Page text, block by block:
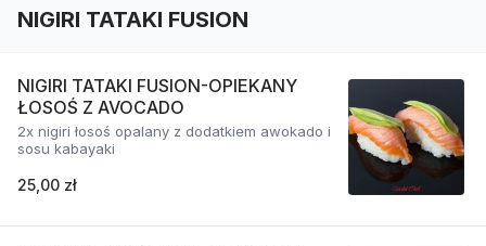
NIGIRI TATAKI FUSION
NIGIRI TATAKI FUSION-OPIEKANY
ŁOSOŚ Z AVOCADO
2x nigiri łosoś opalany z dodatkiem awokado i
sosu kabayaki
25,00 zł